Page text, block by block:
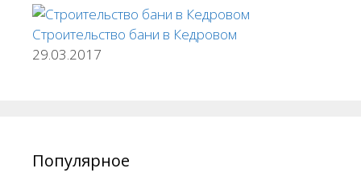
Строительство бани в Кедровом
29.03.2017
Популярное